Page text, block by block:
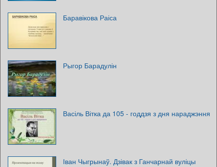
Баравікова Раіса
Рыгор Барадулін
Васіль Вітка да 105 - годдзя з дня нараджэння
Іван Чыгрынаў. Дзівак з Ганчарнай вуліцы